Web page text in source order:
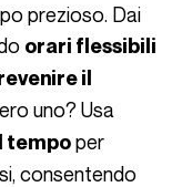
prezioso. Dai
orari flessibili
il
uno? Usa
tempoper
consentendo